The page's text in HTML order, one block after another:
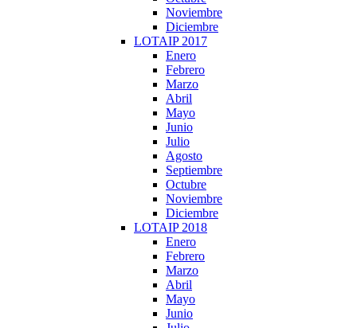
Noviembre
Diciembre
LOTAIP 2017
Enero
Febrero
Marzo
Abril
Mayo
Junio
Julio
Agosto
Septiembre
Octubre
Noviembre
Diciembre
LOTAIP 2018
Enero
Febrero
Marzo
Abril
Mayo
Junio